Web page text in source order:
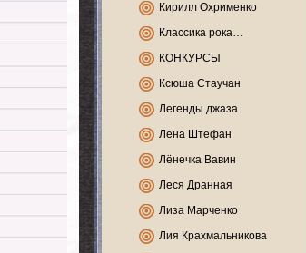
Кирилл Охрименко
Классика рока…
КОНКУРСЫ
Ксюша Стаучан
Легенды джаза
Лена Штефан
Лёнечка Вавин
Леся Дранная
Лиза Марченко
Лия Крахмальникова